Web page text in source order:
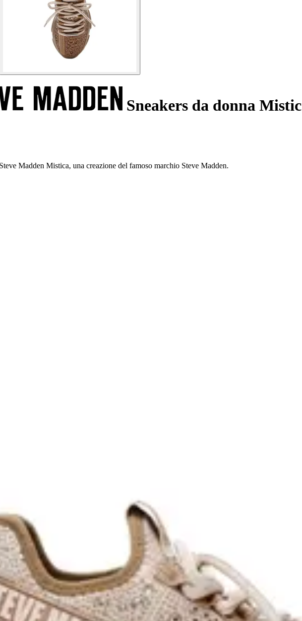
Sneakers da donna
Madden Mistica, una creazione del famoso marchio Steve Madden.